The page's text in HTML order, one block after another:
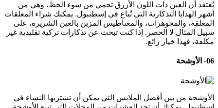
يُعتقد أن العين ذات اللون الأزرق تحمي من سوء الحظ، وهي من
أشهر الهدايا التذكارية التي تُباع في إسطنبول. يمكنك شراء المعلقات
المعلقة، والمجوهرات، والمغناطيس المزين بالعين الشريرة، على
سبيل المثال لا الحصر. إذا كنت تبحث عن تذكارات تركية تقليدية غير
مكلفة، فهذا خيار رائع.
06- الأوشحة
الأوشحة من بين أفضل الملابس التي يمكن أن تشتريها النساء في